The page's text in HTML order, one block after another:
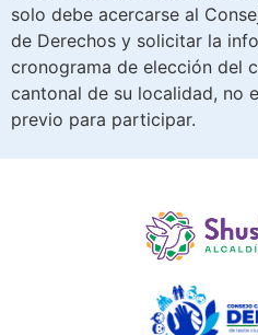
solo debe acercarse al
de Derechos y solicitar la
cronograma de elección del
cantonal de su localidad, no
previo para participar.